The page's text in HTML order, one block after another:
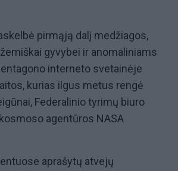
pirmąją dalį medžiagos,
gyvybei ir anomaliniams
interneto svetainėje
kurias ilgus metus rengė
Federalinio tyrimų biuro
agentūros NASA
aprašytų atvejų